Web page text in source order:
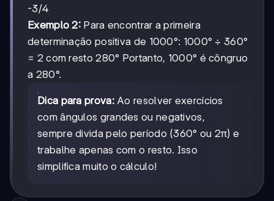
-3/4
Exemplo 2: Para encontrar a primeira
determinação positiva de 1000°: 1000° ÷ 360°
= 2 com resto 280° Portanto, 1000° é côngruo
a 280°.
Dica para prova:Ao resolver exercícios
com ângulos grandes ou negativos,
sempre divida pelo período (360° ou 2π) e
trabalhe apenas com o resto. Isso
simplifica muito o cálculo!